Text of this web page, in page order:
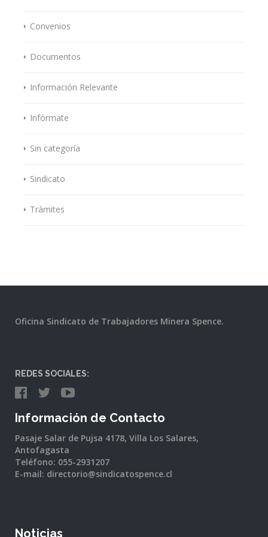
Convenios
Documentos
Información Relevante
Infórmate
Sin categoría
Sindicato
Trámites
Oficina Sindicato de Trabajadores Minera Spence.
REDES SOCIALES:
Información de Contacto
Pasaje Salar de Pujsa 4178, Villa Los Salares,
Antofagasta
Teléfono: 055-2931207
E-mail: directorio@sindicatospence.cl
Noticias